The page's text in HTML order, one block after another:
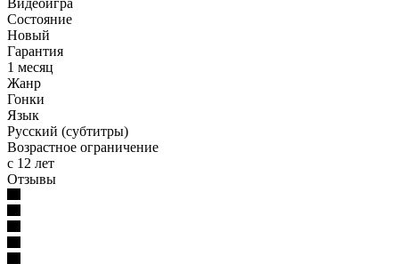
Состояние
Новый
Гарантия
1 месяц
Жанр
Гонки
Язык
Русский (субтитры)
Возрастное ограничение
с 12 лет
Отзывы